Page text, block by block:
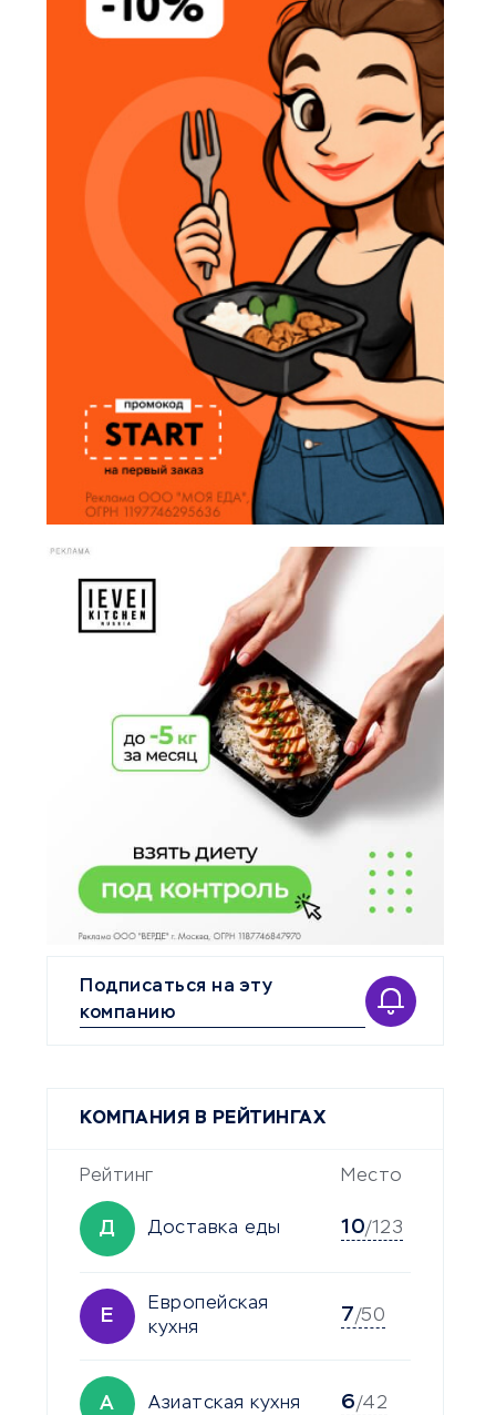
Подписаться на эту
компанию
КОМПАНИЯ В РЕЙТИНГАХ
Рейтинг Место
Д Доставка еды 10/123
Е
Европейская
кухня
7/50
А Азиатская кухня 6/42